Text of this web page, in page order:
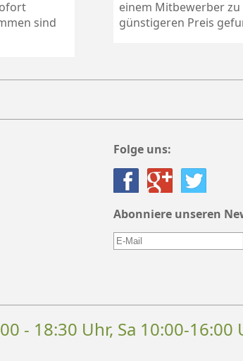
sind
einem Mitbewerber zu
günstigeren Preis
Folge uns:
Abonniere unseren
- 18:30 Uhr, Sa 10:00-16:00